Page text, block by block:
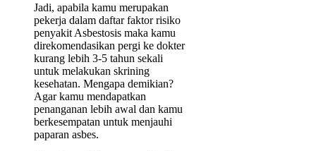
Jadi, apabila kamu merupakan
pekerja dalam daftar faktor risiko
penyakit Asbestosis maka kamu
direkomendasikan pergi ke dokter
kurang lebih 3-5 tahun sekali
untuk melakukan skrining
kesehatan. Mengapa demikian?
Agar kamu mendapatkan
penanganan lebih awal dan kamu
berkesempatan untuk menjauhi
paparan asbes.